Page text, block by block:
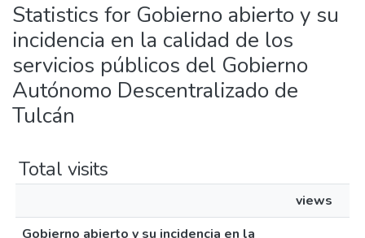
Estadísticas Externas
Manuales
Statistics for Gobierno abierto y su
incidencia en la calidad de los
servicios públicos del Gobierno
Autónomo Descentralizado de
Tulcán
Total visits
views
Gobierno abierto y su incidencia en la